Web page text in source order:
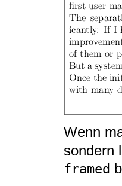
Wenn
sondern
framed